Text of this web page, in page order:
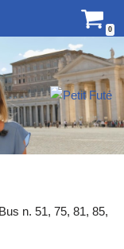
0
n. 51, 75, 81, 85,